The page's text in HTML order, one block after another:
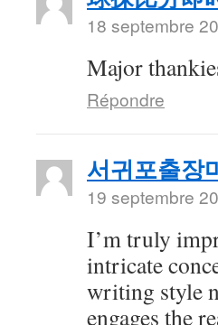
18 septembre
Major
Répondre
서귀포출장
19 septembre
I’m truly
intricate
writing style
engages the